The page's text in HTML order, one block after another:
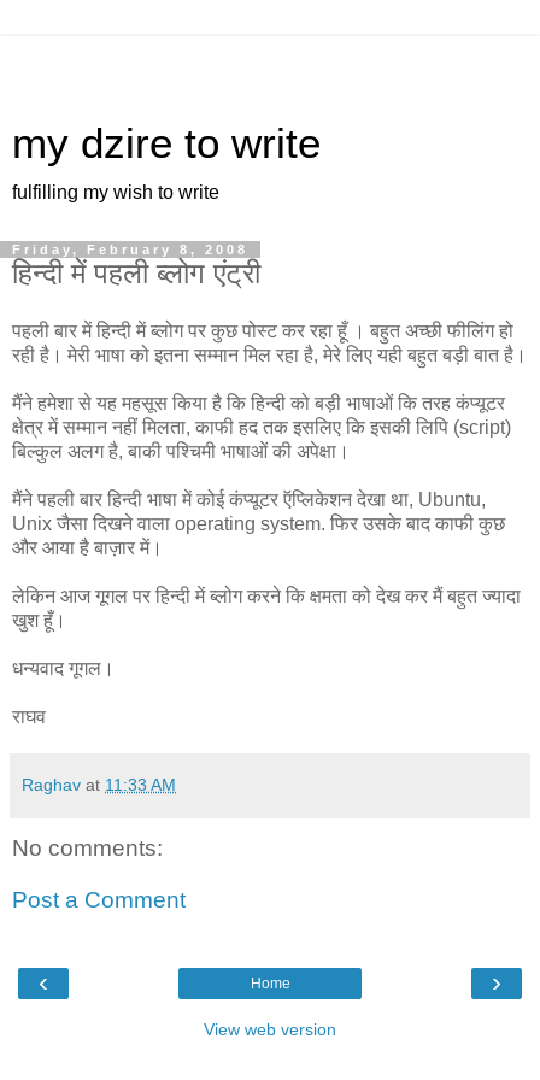
my dzire to write
fulfilling my wish to write
Friday, February 8, 2008
हिन्दी में पहली ब्लोग एंट्री
पहली बार में हिन्दी में ब्लोग पर कुछ पोस्ट कर रहा हूँ । बहुत अच्छी फीलिंग हो
रही है। मेरी भाषा को इतना सम्मान मिल रहा है, मेरे लिए यही बहुत बड़ी बात है।
मैंने हमेशा से यह महसूस किया है कि हिन्दी को बड़ी भाषाओं कि तरह कंप्यूटर
क्षेत्र में सम्मान नहीं मिलता, काफी हद तक इसलिए कि इसकी लिपि (script)
बिल्कुल अलग है, बाकी पश्चिमी भाषाओं की अपेक्षा।
मैंने पहली बार हिन्दी भाषा में कोई कंप्यूटर ऍप्लिकेशन देखा था, Ubuntu,
Unix जैसा दिखने वाला operating system. फिर उसके बाद काफी कुछ
और आया है बाज़ार में।
लेकिन आज गूगल पर हिन्दी में ब्लोग करने कि क्षमता को देख कर मैं बहुत ज्यादा
खुश हूँ।
धन्यवाद गूगल।
राघव
Raghav at 11:33 AM
No comments:
Post a Comment
‹ ›
Home
View web version